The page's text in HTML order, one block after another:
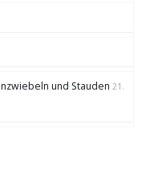
und Stauden 21.